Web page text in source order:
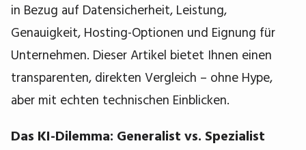
in Bezug auf Datensicherheit, Leistung,
Genauigkeit, Hosting-Optionen und Eignung für
Unternehmen. Dieser Artikel bietet Ihnen einen
transparenten, direkten Vergleich – ohne Hype,
aber mit echten technischen Einblicken.
Das KI-Dilemma: Generalist vs. Spezialist